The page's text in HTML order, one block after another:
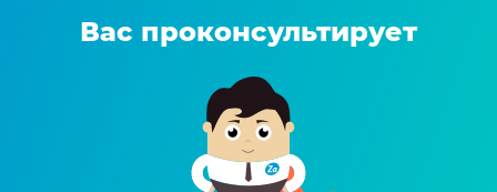
Вас проконсультирует